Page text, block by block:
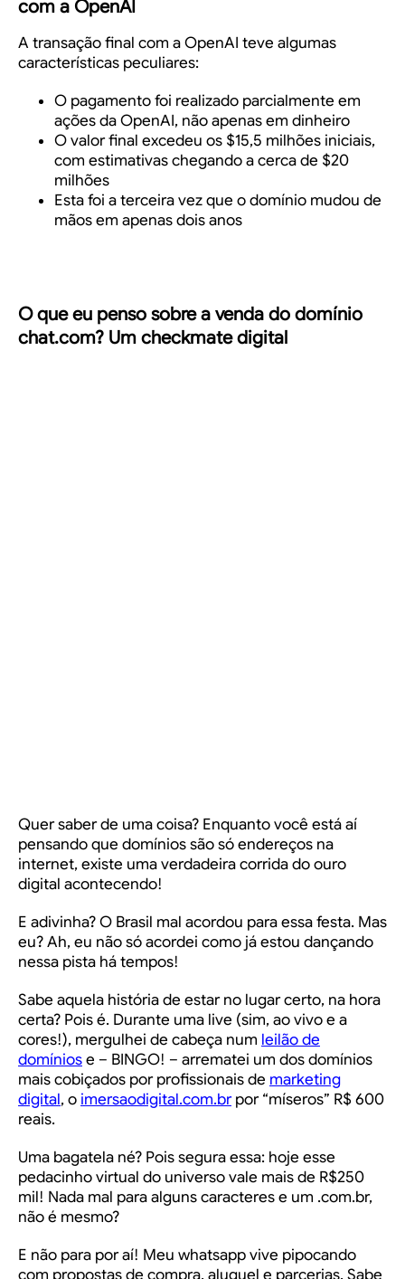
com a OpenAI
A transação final com a OpenAI teve algumas
características peculiares:
O pagamento foi realizado parcialmente em
ações da OpenAI, não apenas em dinheiro
O valor final excedeu os $15,5 milhões iniciais,
com estimativas chegando a cerca de $20
milhões
Esta foi a terceira vez que o domínio mudou de
mãos em apenas dois anos
O que eu penso sobre a venda do domínio
chat.com? Um checkmate digital
Quer saber de uma coisa? Enquanto você está aí
pensando que domínios são só endereços na
internet, existe uma verdadeira corrida do ouro
digital acontecendo!
E adivinha? O Brasil mal acordou para essa festa. Mas
eu? Ah, eu não só acordei como já estou dançando
nessa pista há tempos!
Sabe aquela história de estar no lugar certo, na hora
certa? Pois é. Durante uma live (sim, ao vivo e a
cores!), mergulhei de cabeça num leilão de
domíniose – BINGO! – arrematei um dos domínios
mais cobiçados por profissionais de marketing
digital, o imersaodigital.com.brpor “míseros” R$ 600
reais.
Uma bagatela né? Pois segura essa: hoje esse
pedacinho virtual do universo vale mais de R$250
mil! Nada mal para alguns caracteres e um .com.br,
não é mesmo?
E não para por aí! Meu whatsapp vive pipocando
com propostas de compra, aluguel e parcerias. Sabe